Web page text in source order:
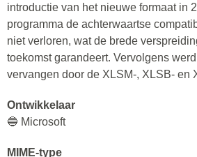
introductie van het nieuwe formaat in
programma de achterwaartse
niet verloren, wat de brede
toekomst garandeert. Vervolgens
vervangen door de XLSM-, XLSB- en
Ontwikkelaar
🔵 Microsoft
MIME-type